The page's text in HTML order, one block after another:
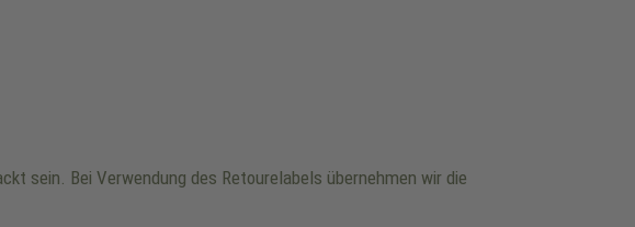
sein. Bei Verwendung des Retourelabels übernehmen wir die